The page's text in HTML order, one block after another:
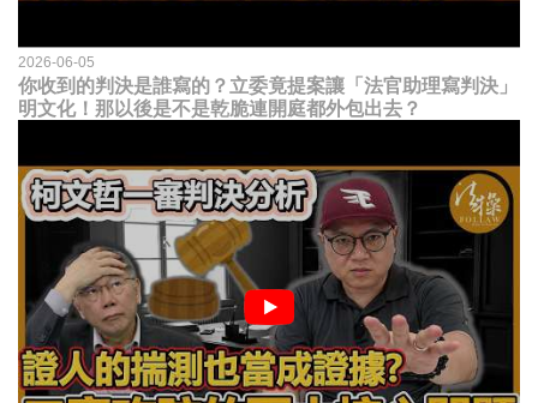
2026-06-05
你收到的判決是誰寫的？立委竟提案讓「法官助理寫判決」
明文化！那以後是不是乾脆連開庭都外包出去？